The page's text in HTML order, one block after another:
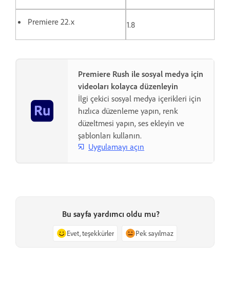
Premiere 22.x 1.8
Premiere Rush ile sosyal medya için
videoları kolayca düzenleyin
İlgi çekici sosyal medya içerikleri için
hızlıca düzenleme yapın, renk
düzeltmesi yapın, ses ekleyin ve
şablonları kullanın.
Uygulamayı açın
Bu sayfa yardımcı oldu mu?
Evet, teşekkürler Pek sayılmaz